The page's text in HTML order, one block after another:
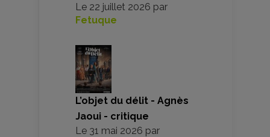
Le 22 juillet 2026 par
Fetuque
L’objet du délit - Agnès
Jaoui - critique
Le 31 mai 2026 par